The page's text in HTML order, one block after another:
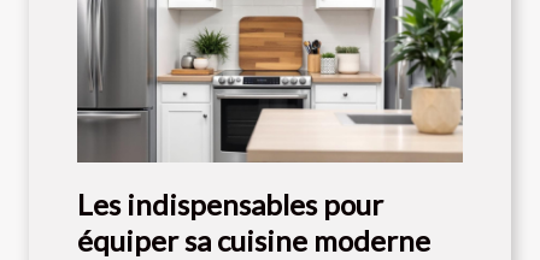
Les indispensables pour
équiper sa cuisine moderne